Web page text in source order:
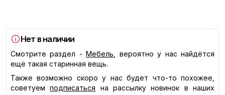
Нет в наличии
Смотрите раздел - Мебель , вероятно у нас найдётся
ещё такая старинная вещь.
Также возможно скоро у нас будет что-то похожее,
советуем
подписаться
на рассылку новинок в наших